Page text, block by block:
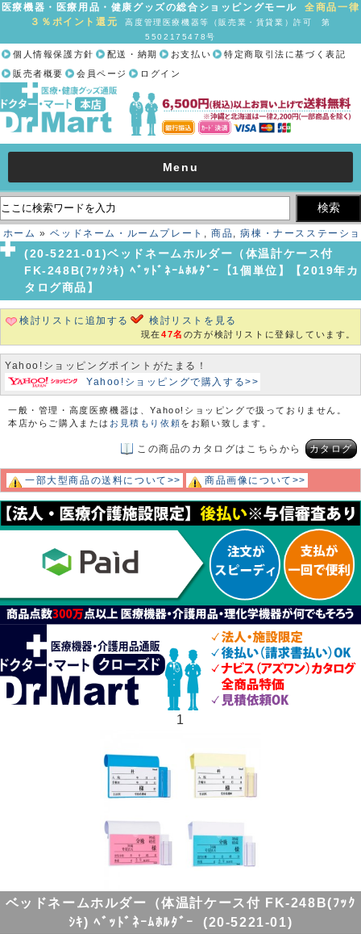
医療機器・医療用品・健康グッズの総合ショッピングモール全商品一律
３％ポイント還元
高度管理医療機器等（販売業・賃貸業）許可 第
5502175478号
個人情報保護方針 配送・納期 お支払い
特定商取引法に基づく表記
販売者概要
会員ページ ログイン
Menu
ホーム »ベッドネーム・ルームプレート , 商品,病棟・ナースステーショ
ン» (20-5221-01)ベッドネームホルダー（体温計ケース付 FK-248B(ﾌ
ｯｸｼｷ) ﾍﾞｯﾄﾞﾈｰﾑﾎﾙﾀﾞｰ【1個単位】【2019年カタログ商品】
(20-5221-01)ベッドネームホルダー（体温計ケース付
FK-248B(ﾌｯｸｼｷ) ﾍﾞｯﾄﾞﾈｰﾑﾎﾙﾀﾞｰ【1個単位】【2019年カ
タログ商品】
検討リストに追加する 検討リストを見る
現在47名 の方が検討リストに登録しています。
Yahoo!ショッピングポイントがたまる！
Yahoo!ショッピングで購入する>>
一般・管理・高度医療機器は、Yahoo!ショッピングで扱っておりません。
本店からご購入または お見積もり依頼をお願い致します。
この商品のカタログはこちらから カタログ
一部大型商品の送料について>> 商品画像について>>
1
ベッドネームホルダー（体温計ケース付 FK-248B(ﾌｯｸ
ｼｷ) ﾍﾞｯﾄﾞﾈｰﾑﾎﾙﾀﾞｰ (20-5221-01)